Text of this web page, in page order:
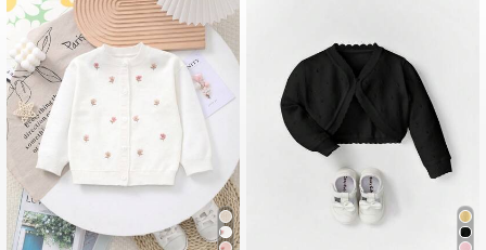
4,94 17K Follower
17K Follower
17K Follower